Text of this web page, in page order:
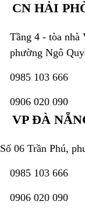
CN HẢI
Tầng 4 - tòa nhà
phường Ngô
0985 103 666
0906 020 090
VP ĐÀ
Số 06 Trần Phú,
0985 103 666
0906 020 090